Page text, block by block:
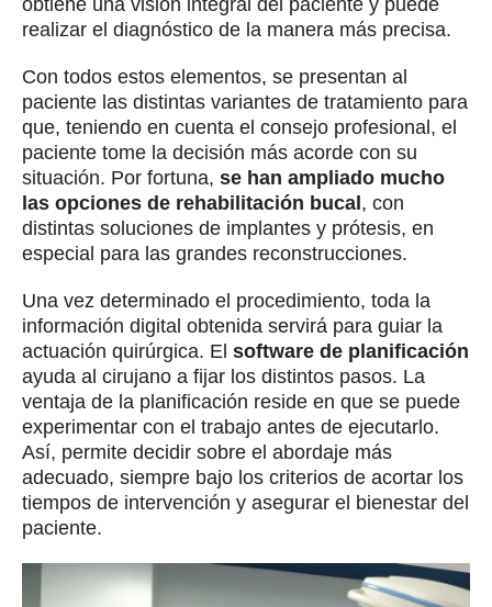
realizar el diagnóstico de la manera más precisa.
Con todos estos elementos, se presentan al
paciente las distintas variantes de tratamiento para
que, teniendo en cuenta el consejo profesional, el
paciente tome la decisión más acorde con su
situación. Por fortuna, se han ampliado mucho
las opciones de rehabilitación bucal, con
distintas soluciones de implantes y prótesis, en
especial para las grandes reconstrucciones.
Una vez determinado el procedimiento, toda la
información digital obtenida servirá para guiar la
actuación quirúrgica. El software de planificación
ayuda al cirujano a fijar los distintos pasos. La
ventaja de la planificación reside en que se puede
experimentar con el trabajo antes de ejecutarlo.
Así, permite decidir sobre el abordaje más
adecuado, siempre bajo los criterios de acortar los
tiempos de intervención y asegurar el bienestar del
paciente.